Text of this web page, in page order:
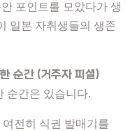
포인트를 모았다가 생
일본 자취생들의 생존
순간 (거주자 피셜)
순간은 있습니다.
여전히 식권 발매기를